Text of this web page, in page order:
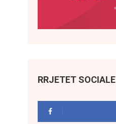
RRJETET SOCIALE